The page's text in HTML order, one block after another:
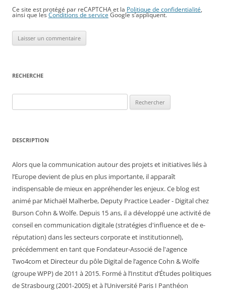
Ce site est protégé par reCAPTCHA et la Politique de confidentialité
ainsi que lesConditions de service Google s’appliquent.
RECHERCHE
DESCRIPTION
Alors que la communication autour des projets et initiatives liés à
l’Europe devient de plus en plus importante, il apparaît
indispensable de mieux en appréhender les enjeux. Ce blog est
animé par Michaël Malherbe, Deputy Practice Leader - Digital chez
Burson Cohn & Wolfe. Depuis 15 ans, il a développé une activité de
conseil en communication digitale (stratégies d'influence et de e-
réputation) dans les secteurs corporate et institutionnel),
précédemment en tant que Fondateur-Associé de l'agence
Two4com et Directeur du pôle Digital de l’agence Cohn & Wolfe
(groupe WPP) de 2011 à 2015. Formé à l’Institut d’Études politiques
de Strasbourg (2001-2005) et à l’Université Paris I Panthéon